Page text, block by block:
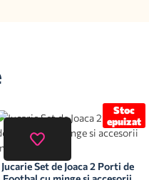
Stoc
epuizat
Jucarie Set de Joaca 2 Porti de